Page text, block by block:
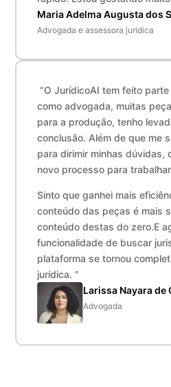
Maria Adelma Augusta dos
Advogada e assessora jurídica
“O JurídicoAI tem feito
como advogada, muitas
para a produção, tenho
conclusão. Além de que me
para dirimir minhas dúvidas,
novo processo para
Sinto que ganhei mais
conteúdo das peças é mais
conteúdo destas do zero.E
funcionalidade de buscar
plataforma se tornou
jurídica. ”
Larissa Nayara de
Advogada